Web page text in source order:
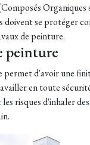
Organiques
doivent se protéger
de peinture.
peinture
permet d'avoir une
en toute
risques d'inhaler